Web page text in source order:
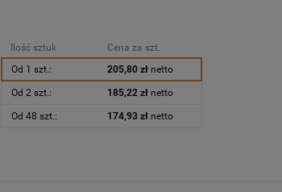
Ilość sztuk
Cena za szt.
Od 1 szt.:
205,80 zł netto
Od 2 szt.: 185,22 zł netto
Od 48 szt.: 174,93 zł netto